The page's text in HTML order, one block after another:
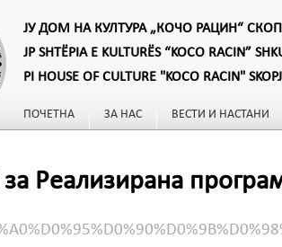
ЈУ ДОМ НА КУЛТУРА „КОЧО РАЦИН“
JP SHTËPIA E KULTURËS “KOCO RACIN”
PI HOUSE OF CULTURE "KOCO RACIN"
ПОЧЕТНА ЗА НАС ВЕСТИ И НАСТАНИ
Реализирана